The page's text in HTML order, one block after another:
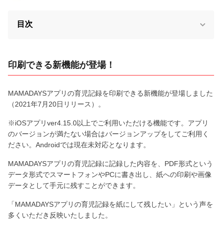
目次
印刷できる新機能が登場！
MAMADAYSアプリの育児記録を印刷できる新機能が登場しました
（2021年7月20日リリース）。
※iOSアプリver4.15.0以上でご利用いただける機能です。アプリ
のバージョンが満たない場合はバージョンアップをしてご利用く
ださい。Androidでは現在未対応となります。
MAMADAYSアプリの育児記録に記録した内容を、PDF形式という
データ形式でスマートフォンやPCに書き出し、紙への印刷や画像
データとして手元に残すことができます。
「MAMADAYSアプリの育児記録を紙にして残したい」という声を
多くいただき反映いたしました。